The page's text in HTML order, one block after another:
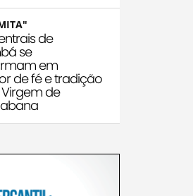
de
se
em
de fé e tradição
de